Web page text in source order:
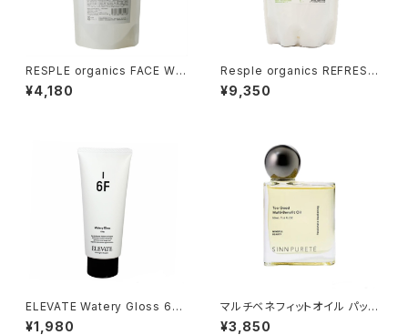
RESPLE organics FACE WA
SH 詰替え 200ml
¥4,180
Resple organics REFRESH
TREATMENT 800ｇ 詰替え
¥9,350
ELEVATE Watery Gloss 6F 1
50ｇ
¥1,980
マルチベネフィットオイル パッシ
ョネートアウェイクニング
¥3,850